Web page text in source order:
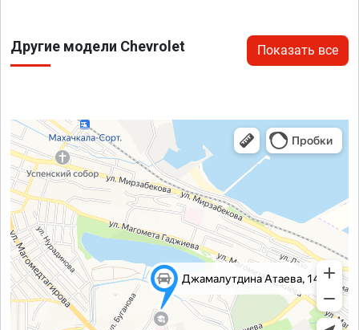
Другие модели Chevrolet Показать все